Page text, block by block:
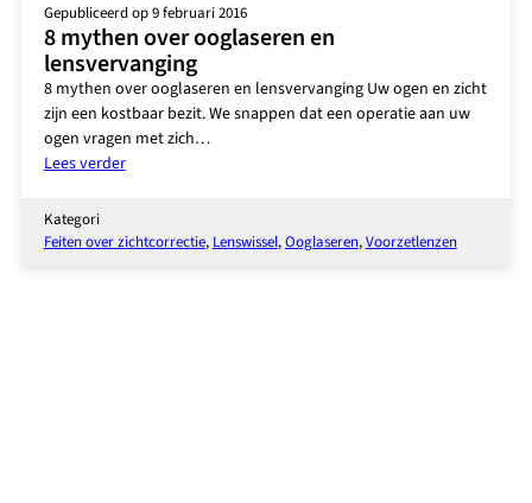
Gepubliceerd op 9 februari 2016
8 mythen over ooglaseren en
lensvervanging
8 mythen over ooglaseren en lensvervanging Uw ogen en zicht
zijn een kostbaar bezit. We snappen dat een operatie aan uw
ogen vragen met zich…
Lees verder:
over
Kategori
Feiten over zichtcorrectie, Lenswissel, Ooglaseren, Voorzetlenzen